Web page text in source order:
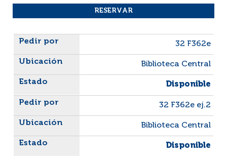
Liste des exemplaires
32 F362e
Biblioteca Central
Disponible
32 F362e ej.2
Biblioteca Central
Disponible